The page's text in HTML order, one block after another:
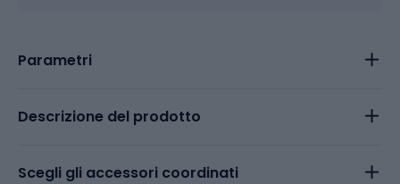
Parametri
Descrizione del prodotto
Scegli gli accessori coordinati